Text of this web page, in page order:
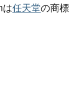
は任天堂の商標